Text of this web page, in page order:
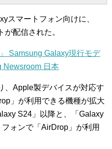
スマートフォン向けに、
が配信された。
Samsung Galaxy現行モデ
Newsroom 日本
、Apple製デバイスが対応す
」が利用できる機種が拡大
S24」以降と、「Galaxy
ォンで「AirDrop」が利用